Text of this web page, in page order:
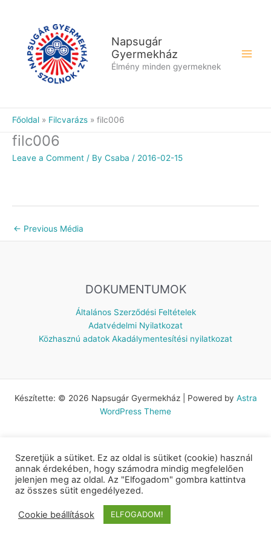
Napsugár
Gyermekház
Élmény minden gyermeknek
Főoldal Filcvarázs filc006
filc006
Leave a Comment / By Csaba / 2016-02-15
← Previous Média
DOKUMENTUMOK
Általános Szerződési Feltételek
Adatvédelmi Nyilatkozat
Közhasznú adatok Akadálymentesítési nyilatkozat
Készítette: © 2026 Napsugár Gyermekház | Powered by Astra
WordPress Theme
Szeretjük a sütiket. Ez az oldal is sütiket (cookie) használ
annak érdekében, hogy számodra mindig megfelelően
jelenjen meg az oldal. Az "Elfogadom" gombra kattintva
az összes sütit engedélyezed.
Cookie beállítások ELFOGADOM!